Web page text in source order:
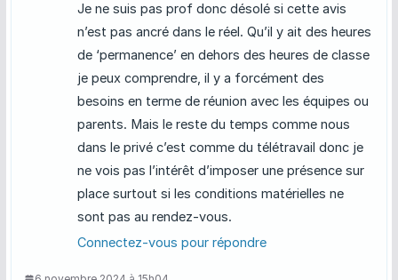
Je ne suis pas prof donc désolé si cette avis
n’est pas ancré dans le réel. Qu’il y ait des heures
de ‘permanence’ en dehors des heures de classe
je peux comprendre, il y a forcément des
besoins en terme de réunion avec les équipes ou
parents. Mais le reste du temps comme nous
dans le privé c’est comme du télétravail donc je
ne vois pas l’intérêt d’imposer une présence sur
place surtout si les conditions matérielles ne
sont pas au rendez-vous.
Connectez-vous pour répondre